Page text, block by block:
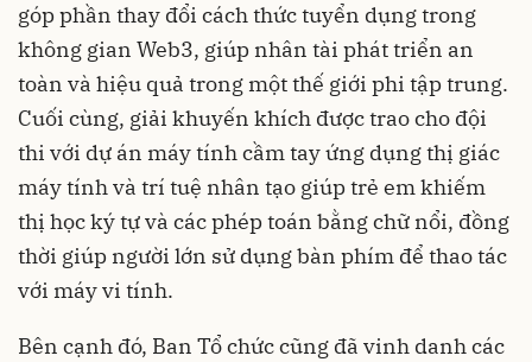
góp phần thay đổi cách thức tuyển dụng trong
không gian Web3, giúp nhân tài phát triển an
toàn và hiệu quả trong một thế giới phi tập trung.
Cuối cùng, giải khuyến khích được trao cho đội
thi với dự án máy tính cầm tay ứng dụng thị giác
máy tính và trí tuệ nhân tạo giúp trẻ em khiếm
thị học ký tự và các phép toán bằng chữ nổi, đồng
thời giúp người lớn sử dụng bàn phím để thao tác
với máy vi tính.
Bên cạnh đó, Ban Tổ chức cũng đã vinh danh các